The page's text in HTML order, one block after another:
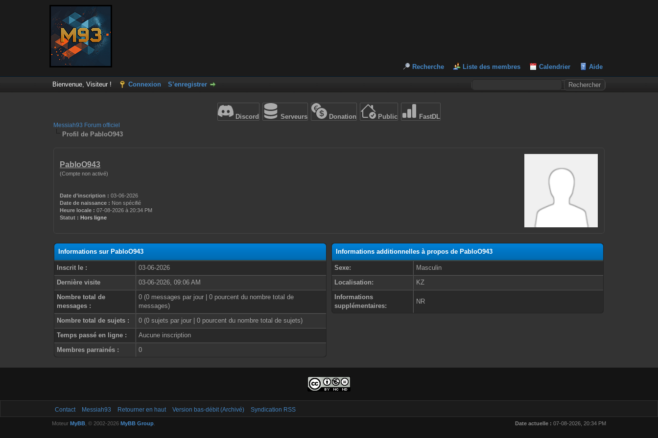
Recherche Liste des membres Calendrier Aide
Bienvenue, Visiteur ! Connexion S’enregistrer
Discord Serveurs Donation Public FastDL
Messiah93 Forum officiel
Profil de PabloO943
PabloO943
(Compte non activé)
Date d’inscription : 03-06-2026
Date de naissance : Non spécifié
Heure locale : 07-08-2026 à 20:34 PM
Statut : Hors ligne
Informations sur PabloO943
Inscrit le :
03-06-2026
Dernière visite
03-06-2026, 09:06 AM
Nombre total de
messages :
0 (0 messages par jour | 0 pourcent du nombre total de
messages)
Nombre total de sujets :
0 (0 sujets par jour | 0 pourcent du nombre total de sujets)
Temps passé en ligne :
Aucune inscription
Membres parrainés :
0
Informations additionnelles à propos de PabloO943
Sexe:
Masculin
Localisation:
KZ
Informations
supplémentaires:
NR
Contact Messiah93 Retourner en haut Version bas-débit (Archivé) Syndication RSS
Date actuelle : 07-08-2026, 20:34 PM
Moteur MyBB, © 2002-2026 MyBB Group.